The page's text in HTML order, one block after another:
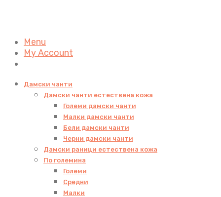
Menu
My Account
Дамски чанти
Дамски чанти естествена кожа
Големи дамски чанти
Малки дамски чанти
Бели дамски чанти
Черни дамски чанти
Дамски раници естествена кожа
По големина
Големи
Средни
Малки